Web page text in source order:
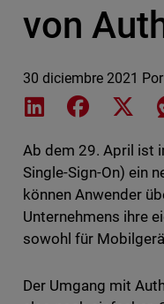
von
30 diciembre 2021 Por
Share on LinkedIn
Share on
Ab dem 29. April ist
Single-Sign-On) ein
können Anwender
Unternehmens ihre
sowohl für
Der Umgang mit